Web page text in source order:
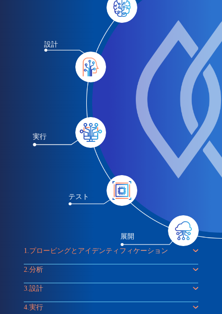
1. プロービングとアイデンティフィケーション
2. 分析
3. 設計
4. 実行
設計
実行
テスト
展開